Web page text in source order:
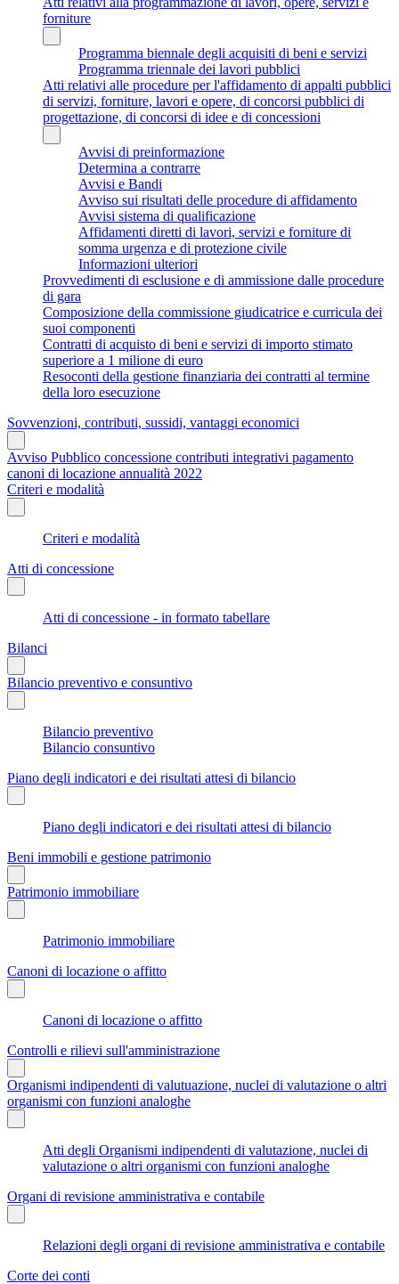
forniture
Programma biennale degli acquisiti di beni e servizi
Programma triennale dei lavori pubblici
Atti relativi alle procedure per l'affidamento di appalti pubblici
di servizi, forniture, lavori e opere, di concorsi pubblici di
progettazione, di concorsi di idee e di concessioni
Avvisi di preinformazione
Determina a contrarre
Avvisi e Bandi
Avviso sui risultati delle procedure di affidamento
Avvisi sistema di qualificazione
Affidamenti diretti di lavori, servizi e forniture di
somma urgenza e di protezione civile
Informazioni ulteriori
Provvedimenti di esclusione e di ammissione dalle procedure
di gara
Composizione della commissione giudicatrice e curricula dei
suoi componenti
Contratti di acquisto di beni e servizi di importo stimato
superiore a 1 milione di euro
Resoconti della gestione finanziaria dei contratti al termine
della loro esecuzione
Sovvenzioni, contributi, sussidi, vantaggi economici
Avviso Pubblico concessione contributi integrativi pagamento
canoni di locazione annualità 2022
Criteri e modalità
Criteri e modalità
Atti di concessione
Atti di concessione - in formato tabellare
Bilanci
Bilancio preventivo e consuntivo
Bilancio preventivo
Bilancio consuntivo
Piano degli indicatori e dei risultati attesi di bilancio
Piano degli indicatori e dei risultati attesi di bilancio
Beni immobili e gestione patrimonio
Patrimonio immobiliare
Patrimonio immobiliare
Canoni di locazione o affitto
Canoni di locazione o affitto
Controlli e rilievi sull'amministrazione
Organismi indipendenti di valutuazione, nuclei di valutazione o altri
organismi con funzioni analoghe
Atti degli Organismi indipendenti di valutazione, nuclei di
valutazione o altri organismi con funzioni analoghe
Organi di revisione amministrativa e contabile
Relazioni degli organi di revisione amministrativa e contabile
Corte dei conti